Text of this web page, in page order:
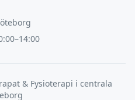
& Fysioterapi i centrala